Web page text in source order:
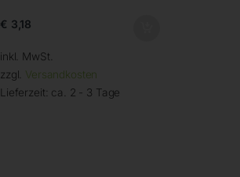
€ 3,18
inkl. MwSt.
zzgl. Versandkosten
Lieferzeit: ca. 2 - 3 Tage